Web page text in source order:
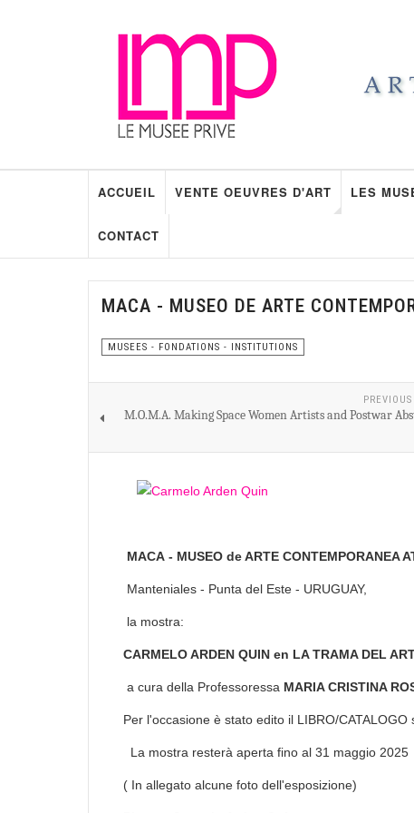
ACCUEIL VENTE OEUVRES D'ART LES
CONTACT
MACA - MUSEO DE ARTE
MUSEES - FONDATIONS - INSTITUTIONS
M.O.M.A. Making Space Women Artists and Postwar
MACA - MUSEO de ARTE CONTEMPORANEA
Manteniales - Punta del Este - URUGUAY,
la mostra:
CARMELO ARDEN QUIN en LA TRAMA DEL
a cura della Professoressa MARIA CRISTINA
Per l'occasione è stato edito il LIBRO/CATALOGO
La mostra resterà aperta fino al
( In allegato alcune foto dell'esposizione)